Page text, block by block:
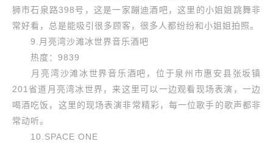
狮市石泉路398号，这是一家蹦迪酒吧，这里的小姐姐跳舞非
常好看，总是能吸引很多顾客，很多人都纷纷和小姐姐拍照。
9.月亮湾沙滩冰世界音乐酒吧
热度：9839
月亮湾沙滩冰世界音乐酒吧，位于泉州市惠安县张坂镇
201省道月亮湾冰世界，来这里可以一边观看现场表演，一边
喝酒吃饭，这里的现场表演非常精彩，每一位歌手的歌声都非
常动听。
10.SPACE ONE